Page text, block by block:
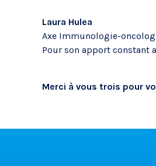
Laura Hulea
Axe Immunologie-
Pour son apport constant
Merci à vous trois pour